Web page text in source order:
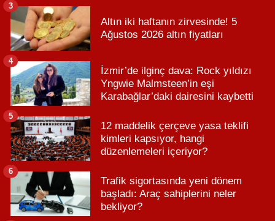
Altın iki haftanın zirvesinde! 5
Ağustos 2026 altın fiyatları
3
İzmir’de ilginç dava: Rock yıldızı
Yngwie Malmsteen’in eşi
Karabağlar’daki dairesini kaybetti
4
12 maddelik çerçeve yasa teklifi
kimleri kapsıyor, hangi
düzenlemeleri içeriyor?
5
Trafik sigortasında yeni dönem
başladı: Araç sahiplerini neler
bekliyor?
6